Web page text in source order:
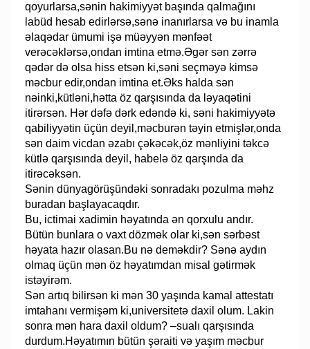
qoyurlarsa,sənin hakimiyyət başında qalmağını
labüd hesab edirlərsə,sənə inanırlarsa və bu inamla
əlaqədar ümumi işə müəyyən mənfəət
verəcəklərsə,ondan imtina etmə.Əgər sən zərrə
qədər də olsa hiss etsən ki,səni seçməyə kimsə
məcbur edir,ondan imtina et.Əks halda sən
nəinki,kütləni,hətta öz qarşısında da ləyaqətini
itirərsən. Hər dəfə dərk edəndə ki, səni hakimiyyətə
qabiliyyətin üçün deyil,məcburən təyin etmişlər,onda
sən daim vicdan əzabı çəkəcək,öz mənliyini təkcə
kütlə qarşısında deyil, habelə öz qarşında da
itirəcəksən.
Sənin dünyagörüşündəki sonradakı pozulma məhz
buradan başlayacaqdır.
Bu, ictimai xadimin həyatında ən qorxulu andır.
Bütün bunlara o vaxt dözmək olar ki,sən sərbəst
həyata hazır olasan.Bu nə deməkdir? Sənə aydın
olmaq üçün mən öz həyatımdan misal gətirmək
istəyirəm.
Sən artıq bilirsən ki mən 30 yaşında kamal attestatı
imtahanı vermişəm ki,universitetə daxil olum. Lakin
sonra mən hara daxil oldum? –sualı qarşısında
durdum.Həyatımın bütün şəraiti və yaşım məcbur